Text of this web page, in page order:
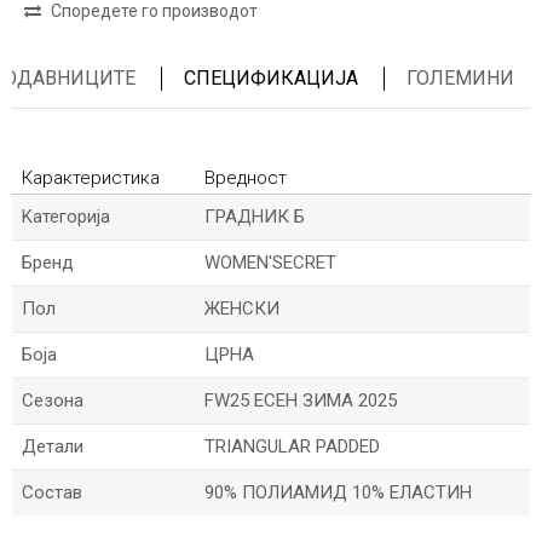
Споредете го производот
СПЕЦИФИКАЦИЈА ГОЛЕМИНИ
Карактеристика
Вредност
Kатегорија
ГРАДНИК Б
Бренд WOMEN'SECRET
Пол ЖЕНСКИ
Боја ЦРНА
Сезона FW25 ЕСЕН ЗИМА 2025
Детали TRIANGULAR PADDED
Состав 90% ПОЛИАМИД 10% ЕЛАСТИН